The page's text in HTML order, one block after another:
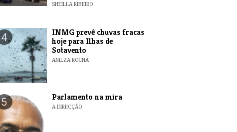
SHEILLA RIBEIRO
4
INMG prevê chuvas fracas
hoje para Ilhas de
Sotavento
ANILZA ROCHA
5 Parlamento na mira
A DIRECÇÃO